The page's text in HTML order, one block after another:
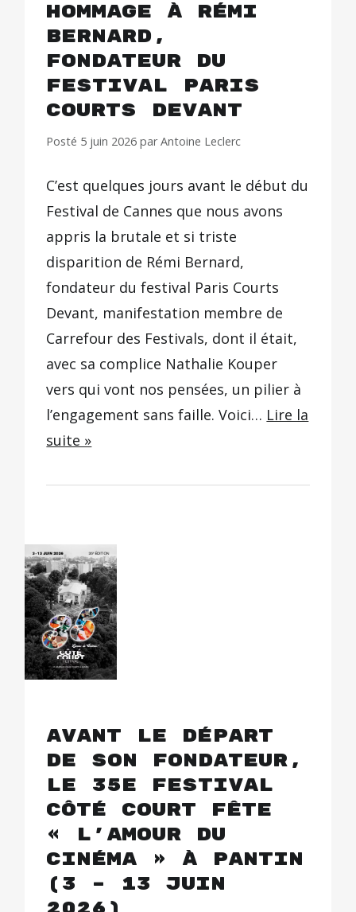
Hommage à Rémi
Bernard,
fondateur du
festival Paris
Courts Devant
Posté 5 juin 2026 par Antoine Leclerc
C’est quelques jours avant le début du
Festival de Cannes que nous avons
appris la brutale et si triste
disparition de Rémi Bernard,
fondateur du festival Paris Courts
Devant, manifestation membre de
Carrefour des Festivals, dont il était,
avec sa complice Nathalie Kouper
vers qui vont nos pensées, un pilier à
l’engagement sans faille. Voici… Lire la
suite »
Avant le départ
de son fondateur,
le 35e festival
Côté Court fête
« l’Amour du
Cinéma » à Pantin
(3 – 13 juin